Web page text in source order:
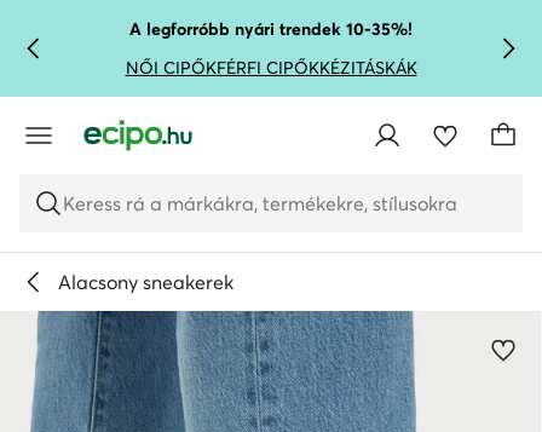
UGRÁS A FŐ TARTALOMRA
UGRÁS A KERESÉSHEZA legforróbb nyári trendek 10-35%!
NŐI CIPŐKFÉRFI CIPŐKKÉZITÁSKÁK
Keress rá a márkákra, termékekre, stílusokra
Alacsony sneakerek